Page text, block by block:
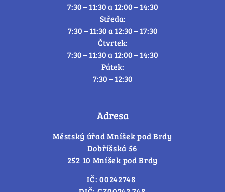
7:30 – 11:30 a 12:00 – 14:30
Středa:
7:30 – 11:30 a 12:30 – 17:30
Čtvrtek:
7:30 – 11:30 a 12:00 – 14:30
Pátek:
7:30 – 12:30
Adresa
Městský úřad Mníšek pod Brdy
Dobříšská 56
252 10 Mníšek pod Brdy
IČ: 00242748